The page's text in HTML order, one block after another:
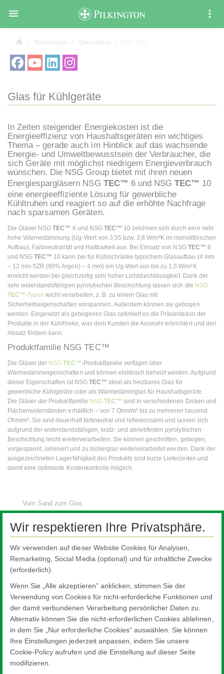

Technologie Spezialglas
Glas für Kühlgeräte
In Zeiten steigender Energiekosten ist die
Energieeffizienz von Haushaltsgeräten ein wichtiges
Thema – gerade auch im Hinblick auf das wachsende
Energie- und Umweltbewusstsein der Verbraucher, die
sich Geräte mit möglichst niedrigem Energieverbrauch
wünschen. Die NSG Group bietet mit ihren neuen
Energiespargläsern NSG TEC™ 6 und NSG TEC™ 10
eine energieeffiziente Lösung für gewerbliche
Kühltruhen und reagiert so auf die erhöhte Nachfrage
nach sparsamen Geräten.
Die Gläser NSGTEC™ 6 und NSG TEC™ 10 zeichnen sich durch eine sehr
hohe Wärmedämmung (Ug-Wert von 3,55 bzw. 3,6 W/m²K im monolithischen
Aufbau), Farbneutralität und Haltbarkeit aus. Bei Einsatz von NSG TEC™ 6
und NSGTEC™ 10 kann bei für Kühlschränke typischem Glasaufbau (4 mm
– 12 mm SZR (90% Argon) – 4 mm) ein Ug-Wert von bis zu 1,5 W/m²K
erreicht werden bei gleichzeitig sehr hoher Lichtdurchlässigkeit. Dank der
sehr widerstandsfähigen pyrolytischen Beschichtung lassen sich die NSG
TEC™-Typen leicht verarbeiten, z. B. zu einem Glas mit
Sicherheitseigenschaften vorspannen. Außerdem können sie gebogen
werden. Eingesetzt als gebogenes Glas optimiert es die Präsentation der
Produkte in der Kühltheke, was dem Kunden die Auswahl erleichtert und den
Absatz fördern kann.
Produktfamilie NSG TEC™
Die Gläser der NSG TEC™-Produktfamilie verfügen über
Wärmedämmeigenschaften und können elektrisch beheizt werden. Aufgrund
dieser Eigenschaften ist NSG TEC™ ideal als heizbares Glas für
gewerbliche Kühlgeräte oder als Wärmedämmglas für Haushaltsgeräte.
Die Gläser der Produktfamilie NSG TEC™ sind in verschiedenen Dicken und
Flächenwiderständen erhältlich – von 7 Ohm/m² bis zu mehreren tausend
Ohm/m². Sie sind dauerhaft farbneutral und reflexionsarm und lassen sich
aufgrund der widerstandsfähigen, kratz- und abriebfesten pyrolytischen
Beschichtung leicht weiterverarbeiten. Sie können geschnitten, gebogen,
vorgespannt, laminiert und zu Isolierglas weiterverarbeitet werden. Dank der
ausgezeichneten Lagerfähigkeit des Produkts sind kurze Lieferzeiten und
damit eine optimierte Kostenkontrolle möglich.
Vom Sand zum Glas
CE-Kennzeichnung
Spezialglas
Medizintechnik
Glas für Kühlgeräte
Solarenergie
Adressen weltweit/Kontakte
Wir respektieren Ihre Privatsphäre.
Wir verwenden auf dieser Website Cookies für Analysen,
Remarketing, Social Media (optional) und für inhaltliche Zwecke
(erforderlich).
Wenn Sie „Alle akzeptieren” anklicken, stimmen Sie der
Verwendung von Cookies für nicht-erforderliche Funktionen und
der damit verbundenen Verarbeitung persönlicher Daten zu.
Alternativ können Sie die nicht-erforderlichen Cookies ablehnen,
in dem Sie „Nur erforderliche Cookies“ auswählen. Sie können
Ihre Einstellungen jederzeit anpassen, indem Sie unsere
Cookie-Policy aufrufen und die Einstellung auf dieser Seite
modifizieren.